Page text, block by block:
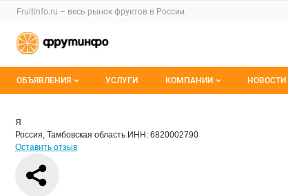
Раздел навигации по сайту fruitinfo.ru
Fruitinfo.ru – весь рынок фруктов в России.
Авторизация и меню пользователя
Навигация по разделам сайта fruitinfo.ru
ОБЪЯВЛЕНИЯ
Мои объявления
УСЛУГИ КОМПАНИИ
О каталоге компаний
НОВОСТИ
Страница компании
Страница компании
Краткая информация о компании
Я
Россия, Тамбовская область ИНН: 6820002790
Оставить отзыв